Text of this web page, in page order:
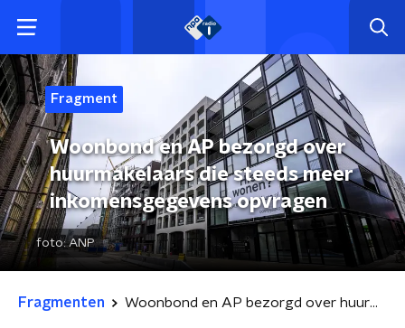
Fragment
Woonbond en AP bezorgd over
huurmakelaars die steeds meer
inkomensgegevens opvragen
foto:ANP
Fragmenten Woonbond en AP bezorgd over huurmakelaars die steeds meer inkomensgegevens opvragen